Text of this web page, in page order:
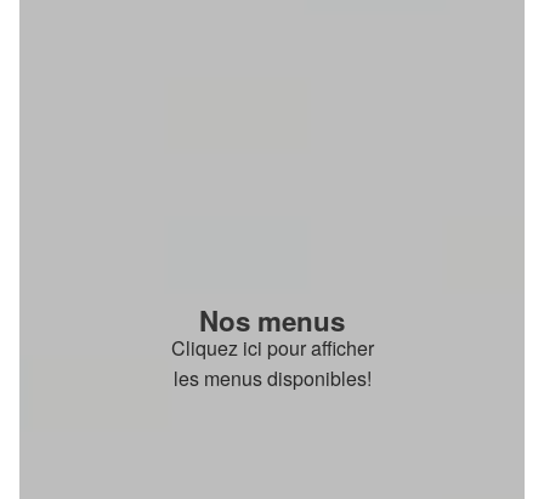
Nos menus
Cliquez ici pour afficher
les menus disponibles!